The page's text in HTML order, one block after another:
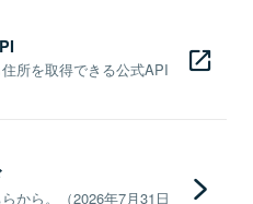
所を取得できる公式API
から。（2026年7月31日